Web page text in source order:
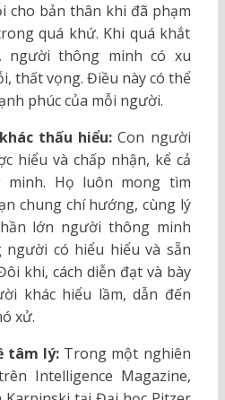
cho bản thân khi đã phạm
quá khứ. Khi quá khắt
người thông minh có xu
thất vọng. Điều này có thể
phúc của mỗi người.
thấu hiểu: Con người
hiểu và chấp nhận, kể cả
minh. Họ luôn mong tìm
chung chí hướng, cùng lý
lớn người thông minh
có hiểu hiểu và sẵn
khi, cách diễn đạt và bày
khác hiểu lầm, dẫn đến
xử.
tâm lý: Trong một nghiên
Intelligence Magazine,